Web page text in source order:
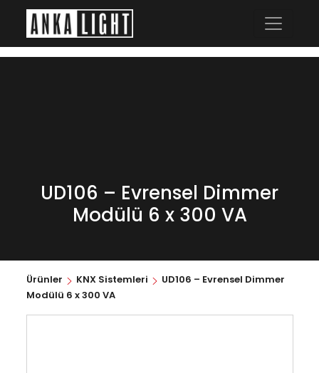
UD106 – Evrensel Dimmer
Modülü 6 x 300 VA
Ürünler KNX Sistemleri
UD106 – Evrensel Dimmer
Modülü 6 x 300 VA